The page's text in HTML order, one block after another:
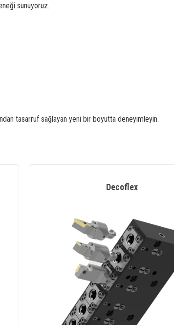
sunuyoruz.
tasarruf sağlayan yeni bir boyutta deneyimleyin.
Decoflex